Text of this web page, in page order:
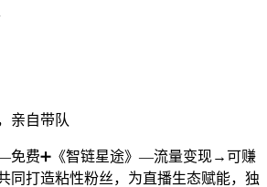
亲自带队
免费➕《智链星途》—流量变现→可赚
同打造粘性粉丝，为直播生态赋能，独